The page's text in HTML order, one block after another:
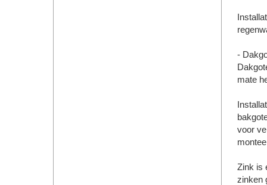
-
mate
voor
Zink is
zinken